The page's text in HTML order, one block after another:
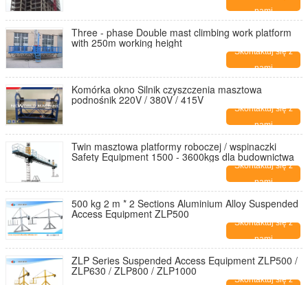
nami
Three - phase Double mast climbing work platform
with 250m working height
Skontaktuj się z
nami
Komórka okno Silnik czyszczenia masztowa
podnośnik 220V / 380V / 415V
Skontaktuj się z
nami
Twin masztowa platformy roboczej / wspinaczki
Safety Equipment 1500 - 3600kgs dla budownictwa
Skontaktuj się z
nami
500 kg 2 m * 2 Sections Aluminium Alloy Suspended
Access Equipment ZLP500
Skontaktuj się z
nami
ZLP Series Suspended Access Equipment ZLP500 /
ZLP630 / ZLP800 / ZLP1000
Skontaktuj się z